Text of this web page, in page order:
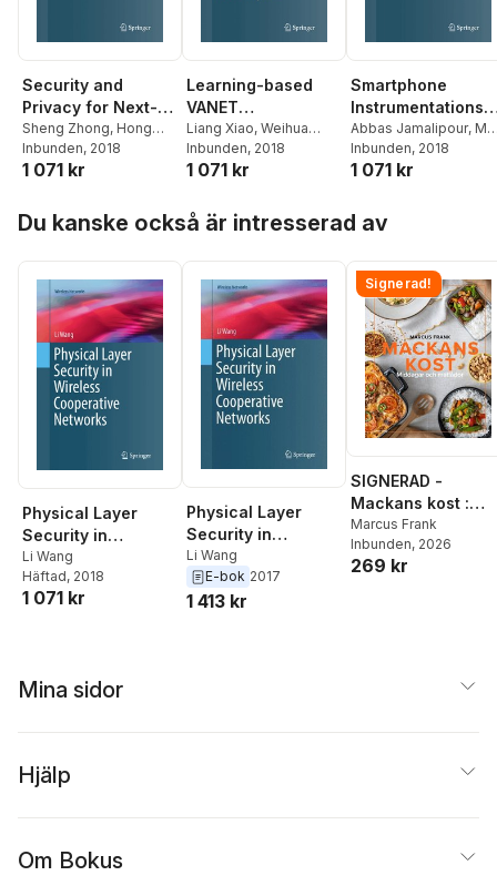
Security and
Privacy for Next-
Generation
Wireless Networks
Sheng Zhong, Hong
Zhong,Xinyi Huang
Panlong Yang
Inbunden, 2018
1 071 kr
Learning-based
VANET
Communication
and Security
Techniques
Liang Xiao, Weihua
Zhuang,Sheng Zhou
Cailian Chen
Inbunden, 2018
1 071 kr
Smartphone
Instrumentations
for Public Health
Safety
Abbas Jamalipour, Md
Arafat Hossain
Inbunden, 2018
1 071 kr
Du kanske också är intresserad av
Physical Layer
Security in
Wireless
Cooperative
Networks
Li Wang
Häftad, 2018
1 071 kr
Physical Layer
Security in
Wireless
Cooperative
Networks
Li Wang
E-bok 2017
1 413 kr
Signerad!
SIGNERAD -
Mackans kost :
Middagar och
matlådor
Marcus Frank
Inbunden, 2026
269 kr
Mina sidor
Hjälp
Om Bokus